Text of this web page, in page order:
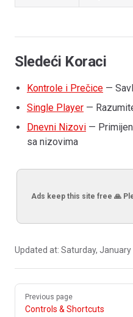
Sledeći Koraci
Kontrole i Prečice —
Single Player —
Dnevni Nizovi —
sa nizovima
Ads keep this site free 🙏
Updated at: Saturday, January
Pager
Previous page
Controls & Shortcuts